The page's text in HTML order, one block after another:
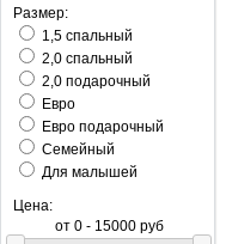
Размер:
1,5 спальный
2,0 спальный
2,0 подарочный
Евро
Евро подарочный
Семейный
Для малышей
Цена: